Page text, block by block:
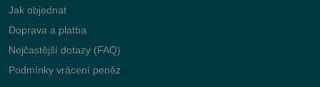
Jak objednat
Doprava a platba
Nejčastější dotazy (FAQ)
Podmínky vrácení peněz